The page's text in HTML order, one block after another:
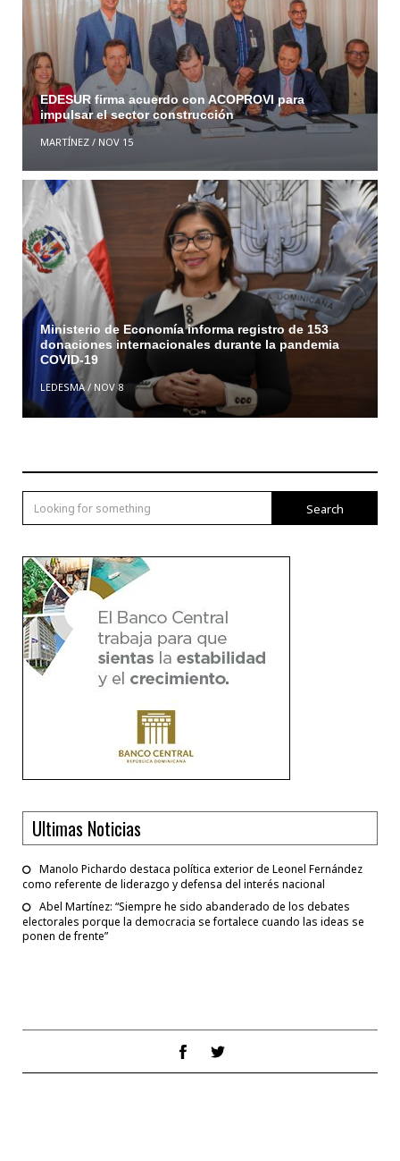
EDESUR firma acuerdo con ACOPROVI para
impulsar el sector construcción
MARTÍNEZ/ NOV 15
Ministerio de Economía informa registro de 153
donaciones internacionales durante la pandemia
COVID-19
LEDESMA/ NOV 8
Search
Ultimas Noticias
Manolo Pichardo destaca política exterior de Leonel Fernández
como referente de liderazgo y defensa del interés nacional
Abel Martínez: “Siempre he sido abanderado de los debates
electorales porque la democracia se fortalece cuando las ideas se
ponen de frente”